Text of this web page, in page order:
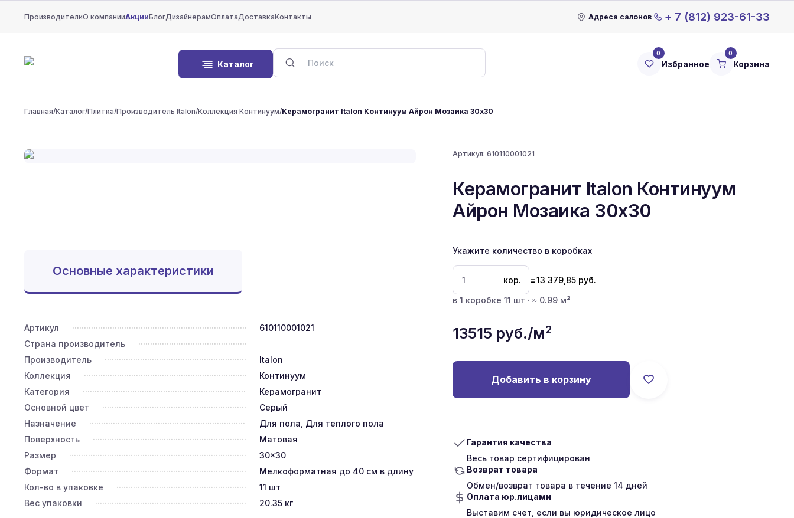
ПроизводителиО компанииАкцииБлогДизайнерамОплатаДоставкаКонтакты Адреса салонов + 7 (812) 923-61-33
Каталог
0
Избранное
0
Корзина
Главная/Каталог/Плитка/Производитель Italon/Коллекция Континуум/Керамогранит Italon Континуум Айрон Мозаика 30x30
Артикул:610110001021
Керамогранит Italon Континуум
Айрон Мозаика 30x30
Укажите количество в коробках
кор. =13 379,85 руб.
в 1 коробке 11 шт · ≈ 0.99 м²
13515 руб./м2
Добавить в корзину
Гарантия качества
Весь товар сертифицирован
Возврат товара
Обмен/возврат товара в течение 14 дней
Оплата юр.лицами
Выставим счет, если вы юридическое лицо
Основные характеристики
Артикул
610110001021
Страна производитель
Производитель
Italon
Коллекция
Континуум
Категория
Керамогранит
Основной цвет
Серый
Назначение
Для пола, Для теплого пола
Поверхность
Матовая
Размер
30x30
Формат
Мелкоформатная до 40 см в длину
Кол-во в упаковке
11 шт
Вес упаковки
20.35кг